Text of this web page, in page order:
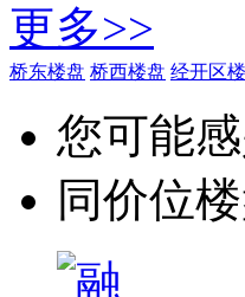
更多>>
桥东楼盘 桥西楼盘 经开区
您可能
同价位